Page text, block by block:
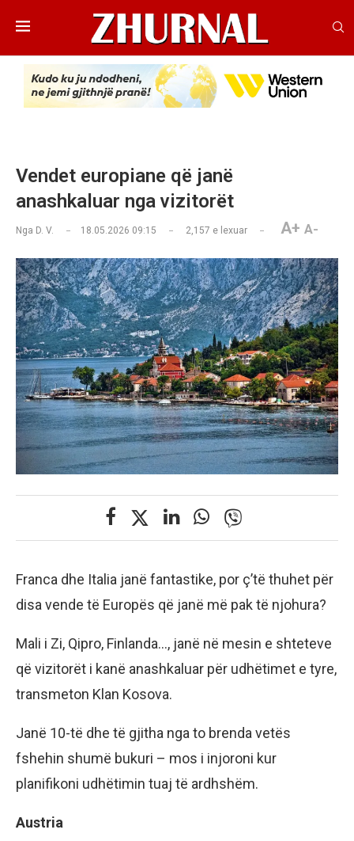
Vendet europiane që janë
anashkaluar nga vizitorët
Nga D. V. 18.05.2026 09:15 2,157 e lexuar A+ A-
Franca dhe Italia janë fantastike, por ç’të thuhet për
disa vende të Europës që janë më pak të njohura?
Mali i Zi, Qipro, Finlanda…, janë në mesin e shteteve
që vizitorët i kanë anashkaluar për udhëtimet e tyre,
transmeton Klan Kosova.
Janë 10-të dhe të gjitha nga to brenda vetës
fshehin shumë bukuri – mos i injoroni kur
planifikoni udhëtimin tuaj të ardhshëm.
Austria